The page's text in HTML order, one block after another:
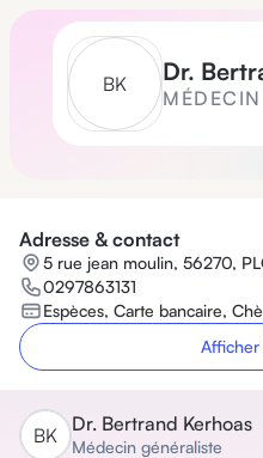
BK Dr.
Adresse & contact
5 rue jean moulin, 56270,
0297863131
Espèces, Carte bancaire,
Afficher
BK Dr. Bertrand Kerhoas
Médecin généraliste